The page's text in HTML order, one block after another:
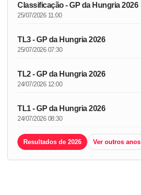
Classificação - GP da Hungria 2026
25/07/2026 11:00
TL3 - GP da Hungria 2026
25/07/2026 07:30
TL2 - GP da Hungria 2026
24/07/2026 12:00
TL1 - GP da Hungria 2026
24/07/2026 08:30
Resultados de 2026 Ver outros anos